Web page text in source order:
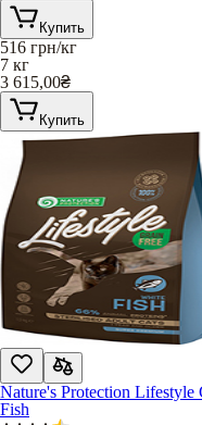
Купить
516 грн/кг
7 кг
3 615,00₴
Купить
Nature's Protection
Fish